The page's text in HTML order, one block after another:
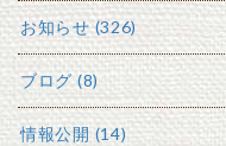
お知らせ (326)
ブログ (8)
情報公開 (14)